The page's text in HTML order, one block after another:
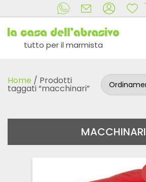
tutto per il marmista
Home / Prodotti
taggati “macchinari”
MACCHINARI